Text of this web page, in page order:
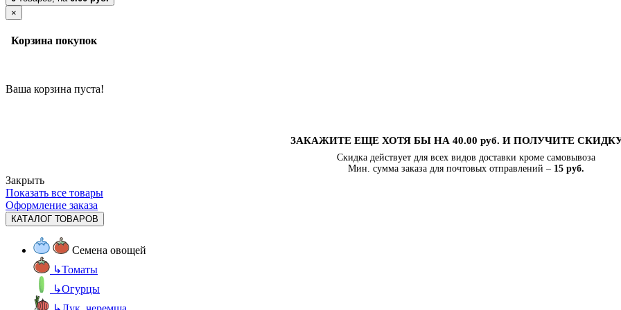
×
Корзина покупок
Ваша корзина пуста!
ЗАКАЖИТЕ ЕЩЕ ХОТЯ БЫ НА 40.00 руб. И ПОЛУЧИТЕ
Скидка действует для всех видов доставки кроме самовывоза
Мин. сумма заказа для почтовых отправлений – 15 руб.
Закрыть
Показать все товары
Оформление заказа
КАТАЛОГ ТОВАРОВ
Семена овощей
↳Томаты
↳Огурцы